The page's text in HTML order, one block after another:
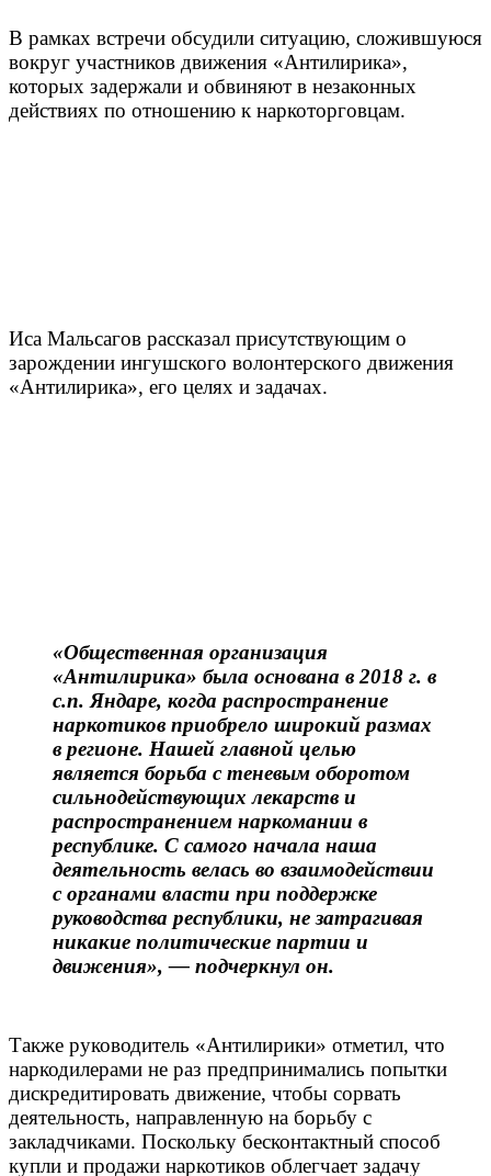
В рамках встречи обсудили ситуацию, сложившуюся
вокруг участников движения «Антилирика»,
которых задержали и обвиняют в незаконных
действиях по отношению к наркоторговцам.
Иса Мальсагов рассказал присутствующим о
зарождении ингушского волонтерского движения
«Антилирика», его целях и задачах.
«Общественная организация
«Антилирика» была основана в 2018 г. в
с.п. Яндаре, когда распространение
наркотиков приобрело широкий размах
в регионе. Нашей главной целью
является борьба с теневым оборотом
сильнодействующих лекарств и
распространением наркомании в
республике. С самого начала наша
деятельность велась во взаимодействии
с органами власти при поддержке
руководства республики, не затрагивая
никакие политические партии и
движения», — подчеркнул он.
Также руководитель «Антилирики» отметил, что
наркодилерами не раз предпринимались попытки
дискредитировать движение, чтобы сорвать
деятельность, направленную на борьбу с
закладчиками. Поскольку бесконтактный способ
купли и продажи наркотиков облегчает задачу